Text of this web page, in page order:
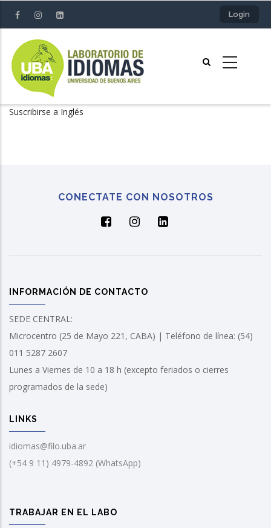
contenido
principal
Login
Suscribirse a Inglés
CONECTATE CON NOSOTROS
INFORMACIÓN DE CONTACTO
SEDE CENTRAL:
Microcentro (25 de Mayo 221, CABA) | Teléfono de línea: (54)
011 5287 2607
Lunes a Viernes de 10 a 18 h (excepto feriados o cierres
programados de la sede)
LINKS
idiomas@filo.uba.ar
(+54 9 11) 4979-4892 (WhatsApp)
TRABAJAR EN EL LABO